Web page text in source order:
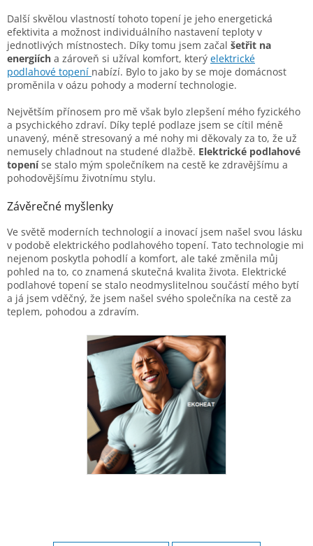
Další skvělou vlastností tohoto topení je jeho energetická
efektivita a možnost individuálního nastavení teploty v
jednotlivých místnostech. Díky tomu jsem začal šetřit na
energiích a zároveň si užíval komfort, který elektrické
podlahové topení nabízí. Bylo to jako by se moje domácnost
proměnila v oázu pohody a moderní technologie.
Největším přínosem pro mě však bylo zlepšení mého fyzického
a psychického zdraví. Díky teplé podlaze jsem se cítil méně
unavený, méně stresovaný a mé nohy mi děkovaly za to, že už
nemusely chladnout na studené dlažbě. Elektrické podlahové
topeníse stalo mým společníkem na cestě ke zdravějšímu a
pohodovějšímu životnímu stylu.
Závěrečné myšlenky
Ve světě moderních technologií a inovací jsem našel svou lásku
v podobě elektrického podlahového topení. Tato technologie mi
nejenom poskytla pohodlí a komfort, ale také změnila můj
pohled na to, co znamená skutečná kvalita života. Elektrické
podlahové topení se stalo neodmyslitelnou součástí mého bytí
a já jsem vděčný, že jsem našel svého společníka na cestě za
teplem, pohodou a zdravím.